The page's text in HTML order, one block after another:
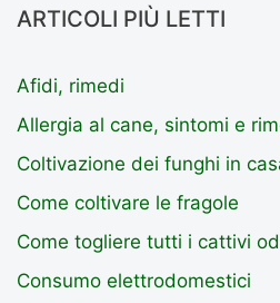
ARTICOLI PIÙ LETTI
Afidi, rimedi
Allergia al cane, sintomi e
Coltivazione dei funghi in
Come coltivare le fragole
Come togliere tutti i cattivi
Consumo elettrodomestici